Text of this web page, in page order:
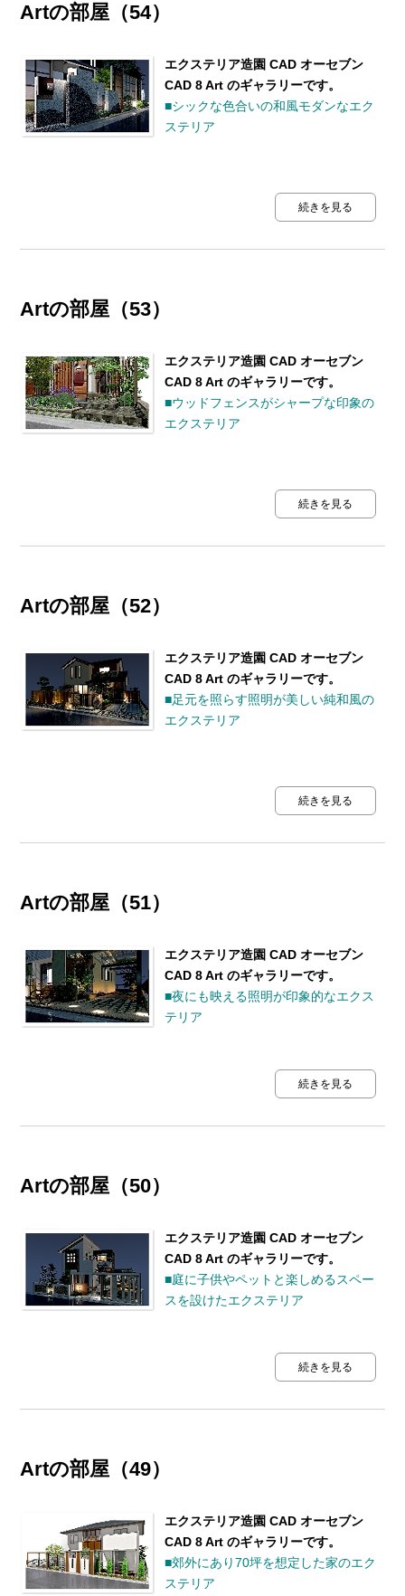
Artの部屋（54）
エクステリア造園 CAD オーセブン
CAD 8 Art のギャラリーです。
■シックな色合いの和風モダンなエク
ステリア
続きを見る
Artの部屋（53）
エクステリア造園 CAD オーセブン
CAD 8 Art のギャラリーです。
■ウッドフェンスがシャープな印象の
エクステリア
続きを見る
Artの部屋（52）
エクステリア造園 CAD オーセブン
CAD 8 Art のギャラリーです。
■足元を照らす照明が美しい純和風の
エクステリア
続きを見る
Artの部屋（51）
エクステリア造園 CAD オーセブン
CAD 8 Art のギャラリーです。
■夜にも映える照明が印象的なエクス
テリア
続きを見る
Artの部屋（50）
エクステリア造園 CAD オーセブン
CAD 8 Art のギャラリーです。
■庭に子供やペットと楽しめるスペー
スを設けたエクステリア
続きを見る
Artの部屋（49）
エクステリア造園 CAD オーセブン
CAD 8 Art のギャラリーです。
■郊外にあり70坪を想定した家のエク
ステリア